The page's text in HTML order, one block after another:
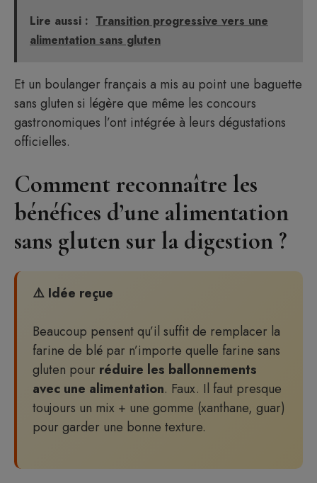
Lire aussi : Transition progressive vers une
alimentation sans gluten
Et un boulanger français a mis au point une baguette
sans gluten si légère que même les concours
gastronomiques l’ont intégrée à leurs dégustations
officielles.
Comment reconnaître les
bénéfices d’une alimentation
sans gluten sur la digestion ?
⚠️ Idée reçue
Beaucoup pensent qu’il suffit de remplacer la
farine de blé par n’importe quelle farine sans
gluten pour réduire les ballonnements
avec une alimentation. Faux. Il faut presque
toujours un mix + une gomme (xanthane, guar)
pour garder une bonne texture.